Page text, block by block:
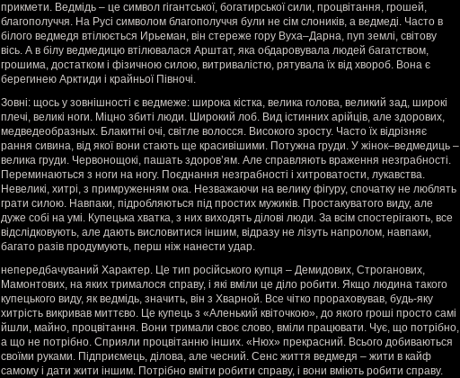
прикмети. Ведмідь – це символ гігантської, богатирської сили, процвітання, грошей,
благополуччя. На Русі символом благополуччя були не сім слоників, а ведмеді. Часто в
білого ведмедя втілюється Ирьеман, він стереже гору Вуха–Дарна, пуп землі, світову
вісь. А в білу ведмедицю втілювалася Арштат, яка обдаровувала людей багатством,
грошима, достатком і фізичною силою, витривалістю, рятувала їх від хвороб. Вона є
берегинею Арктиди і крайньої Півночі.
Зовні: щось у зовнішності є ведмеже: широка кістка, велика голова, великий зад, широкі
плечі, великі ноги. Міцно збиті люди. Широкий лоб. Вид істинних арійців, але здорових,
медведеобразных. Блакитні очі, світле волосся. Високого зросту. Часто їх відрізняє
рання сивина, від якої вони стають ще красивішими. Потужна груди. У жінок–ведмедиць –
велика груди. Червонощокі, пашать здоров’ям. Але справляють враження незграбності.
Переминаються з ноги на ногу. Поєднання незграбності і хитроватости, лукавства.
Невеликі, хитрі, з примруженням ока. Незважаючи на велику фігуру, спочатку не люблять
грати силою. Навпаки, підробляються під простих мужиків. Простакуватого виду, але
дуже собі на умі. Купецька хватка, з них виходять ділові люди. За всім спостерігають, все
відслідковують, але дають висловитися іншим, відразу не лізуть напролом, навпаки,
багато разів продумують, перш ніж нанести удар.
непередбачуваний Характер. Це тип російського купця – Демидових, Строганових,
Мамонтових, на яких трималося справу, і які вміли це діло робити. Якщо людина такого
купецького виду, як ведмідь, значить, він з Хварной. Все чітко прораховував, будь-яку
хитрість викривав миттєво. Це купець з «Аленький квіточкою», до якого гроші просто самі
йшли, майно, процвітання. Вони тримали своє слово, вміли працювати. Чує, що потрібно,
а що не потрібно. Сприяли процвітанню інших. «Нюх» прекрасний. Всього добиваються
своїми руками. Підприємець, ділова, але чесний. Сенс життя ведмедя – жити в кайф
самому і дати жити іншим. Потрібно вміти робити справу, і вони вміють робити справу.